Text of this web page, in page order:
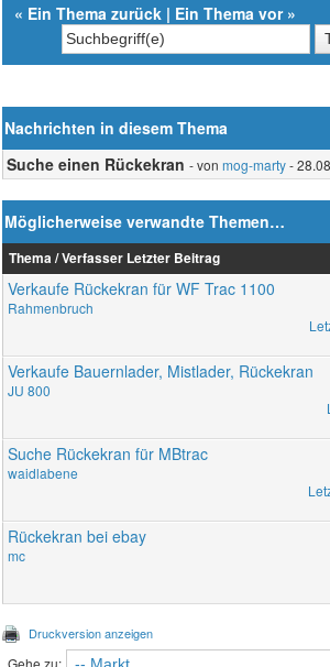
« Ein Thema zurück | Ein Thema vor»
Nachrichten in diesem Thema
Suche einen Rückekran - vonmog-marty-
Möglicherweise verwandte Themen…
Thema / Verfasser Letzter Beitrag
Verkaufe Rückekran für WF Trac 1100
Rahmenbruch
Verkaufe Bauernlader, Mistlader, Rückekran
JU 800
Suche Rückekran für MBtrac
waidlabene
Rückekran bei ebay
mc
Druckversion anzeigen
Gehe zu: